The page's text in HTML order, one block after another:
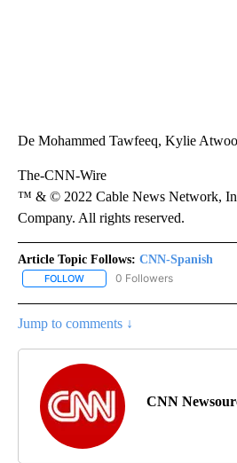
De Mohammed Tawfeeq, Kylie
The-CNN-Wire
™ & © 2022 Cable News Network,
Company. All rights reserved.
Article Topic Follows: CNN-Spanish
FOLLOW FOLLOW "CNN-SPANISH" TO
0 Followers
Jump to comments ↓
CNN